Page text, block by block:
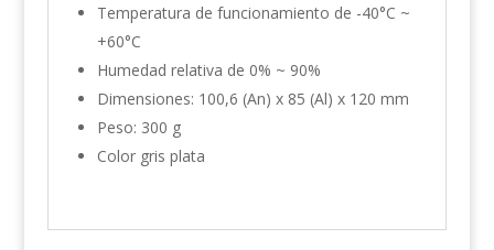
Temperatura de funcionamiento de -40°C ~
+60°C
Humedad relativa de 0% ~ 90%
Dimensiones: 100,6 (An) x 85 (Al) x 120 mm
Peso: 300 g
Color gris plata